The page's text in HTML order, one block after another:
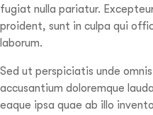
fugiat nulla pariatur.
proident, sunt in culpa qui
laborum.
Sed ut perspiciatis unde
accusantium doloremque
eaque ipsa quae ab illo